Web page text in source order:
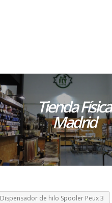
Tienda Física
Madrid
Dispensador de hilo Spooler Peux 3